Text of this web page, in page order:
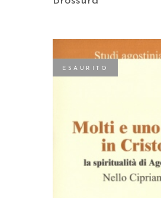
ESAURITO
LEGGI TUTTO